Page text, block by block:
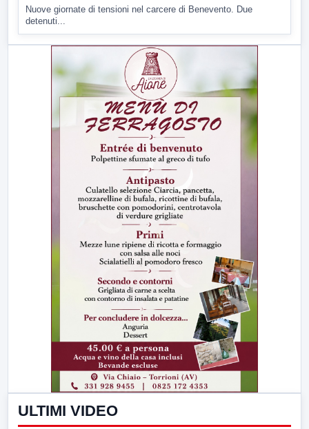
Nuove giornate di tensioni nel carcere di Benevento. Due
detenuti...
ULTIMI VIDEO